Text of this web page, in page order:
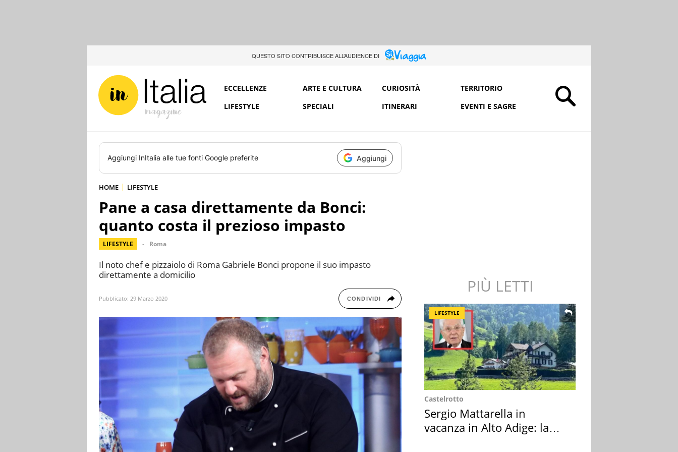
QUESTO SITO CONTRIBUISCE ALL’AUDIENCE DI
ECCELLENZE ARTE E CULTURA CURIOSITÀ
TERRITORIO
LIFESTYLE
SPECIALI ITINERARI EVENTI E SAGRE
Aggiungi InItalia alle tue fonti Google preferite Aggiungi
HOME LIFESTYLE
Pane a casa direttamente da Bonci:
quanto costa il prezioso impasto
LIFESTYLE Roma
Il noto chef e pizzaiolo di Roma Gabriele Bonci propone il suo impasto
direttamente a domicilio
Pubblicato: 29 Marzo 2020 CONDIVIDI
PIÙ LETTI
LIFESTYLE
Castelrotto
Sergio Mattarella in
vacanza in Alto Adige: la